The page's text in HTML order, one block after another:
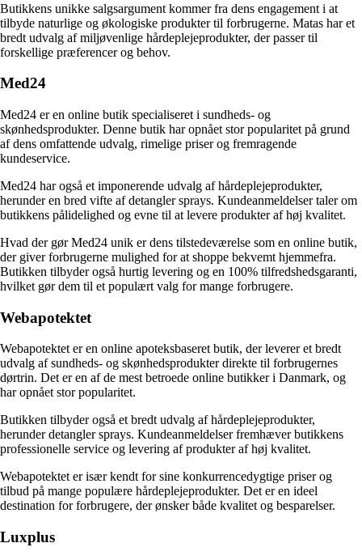
Butikkens unikke salgsargument kommer fra dens engagement i at
tilbyde naturlige og økologiske produkter til forbrugerne. Matas har et
bredt udvalg af miljøvenlige hårdeplejeprodukter, der passer til
forskellige præferencer og behov.
Med24
Med24 er en online butik specialiseret i sundheds- og
skønhedsprodukter. Denne butik har opnået stor popularitet på grund
af dens omfattende udvalg, rimelige priser og fremragende
kundeservice.
Med24 har også et imponerende udvalg af hårdeplejeprodukter,
herunder en bred vifte af detangler sprays. Kundeanmeldelser taler om
butikkens pålidelighed og evne til at levere produkter af høj kvalitet.
Hvad der gør Med24 unik er dens tilstedeværelse som en online butik,
der giver forbrugerne mulighed for at shoppe bekvemt hjemmefra.
Butikken tilbyder også hurtig levering og en 100% tilfredshedsgaranti,
hvilket gør dem til et populært valg for mange forbrugere.
Webapotektet
Webapotektet er en online apoteksbaseret butik, der leverer et bredt
udvalg af sundheds- og skønhedsprodukter direkte til forbrugernes
dørtrin. Det er en af de mest betroede online butikker i Danmark, og
har opnået stor popularitet.
Butikken tilbyder også et bredt udvalg af hårdeplejeprodukter,
herunder detangler sprays. Kundeanmeldelser fremhæver butikkens
professionelle service og levering af produkter af høj kvalitet.
Webapotektet er især kendt for sine konkurrencedygtige priser og
tilbud på mange populære hårdeplejeprodukter. Det er en ideel
destination for forbrugere, der ønsker både kvalitet og besparelser.
Luxplus